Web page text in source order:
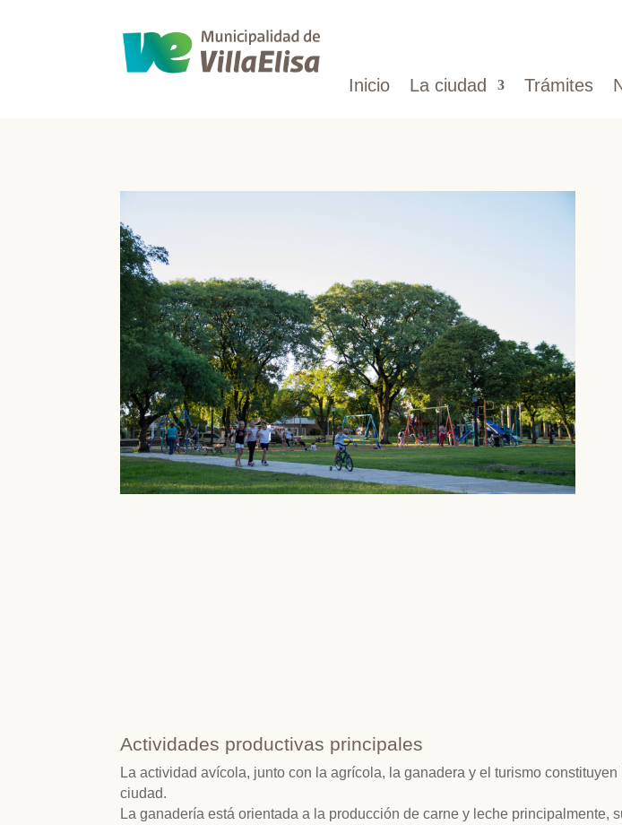
Inicio La ciudad Trámites
Actividades productivas principales
La actividad avícola, junto con la agrícola, la ganadera y el turismo
ciudad.
La ganadería está orientada a la producción de carne y leche